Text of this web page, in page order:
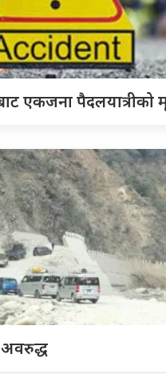
एकजना पैदलयात्रीको
अवरुद्ध